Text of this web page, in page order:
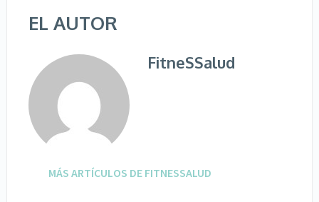
EL AUTOR
FitneSSalud
MÁS ARTÍCULOS DE FITNESSALUD